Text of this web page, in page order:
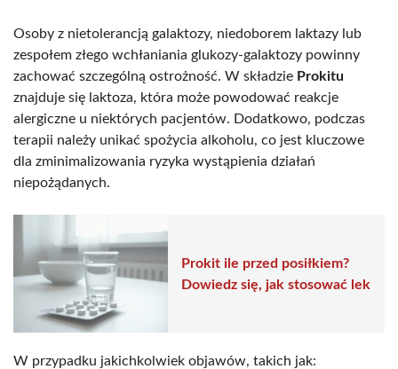
Osoby z nietolerancją galaktozy, niedoborem laktazy lub
zespołem złego wchłaniania glukozy-galaktozy powinny
zachować szczególną ostrożność. W składzie Prokitu
znajduje się laktoza, która może powodować reakcje
alergiczne u niektórych pacjentów. Dodatkowo, podczas
terapii należy unikać spożycia alkoholu, co jest kluczowe
dla zminimalizowania ryzyka wystąpienia działań
niepożądanych.
Prokit ile przed posiłkiem?
Dowiedz się, jak stosować lek
W przypadku jakichkolwiek objawów, takich jak: